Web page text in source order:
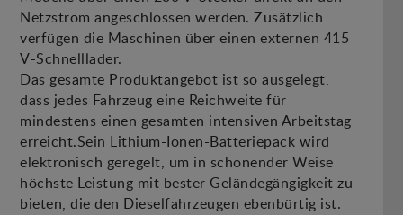
Netzstrom angeschlossen werden. Zusätzlich
verfügen die Maschinen über einen externen 415
V-Schnelllader.
Das gesamte Produktangebot ist so ausgelegt,
dass jedes Fahrzeug eine Reichweite für
mindestens einen gesamten intensiven Arbeitstag
erreicht.Sein Lithium-Ionen-Batteriepack wird
elektronisch geregelt, um in schonender Weise
höchste Leistung mit bester Geländegängigkeit zu
bieten, die den Dieselfahrzeugen ebenbürtig ist.